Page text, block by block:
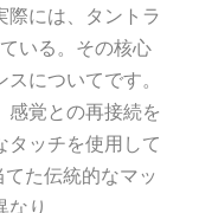
際には、タントラ
いる。その核心
についてです。
感覚との再接続を
タッチを使用して
た伝統的なマッ